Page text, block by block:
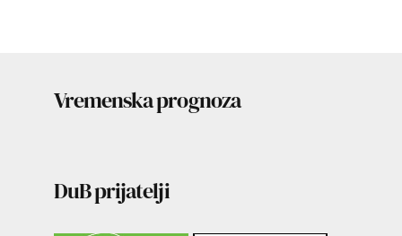
Vremenska prognoza
DuB prijatelji